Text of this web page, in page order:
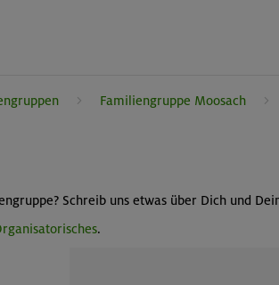
Familiengruppe Moosach
Schreib uns etwas über Dich und
.